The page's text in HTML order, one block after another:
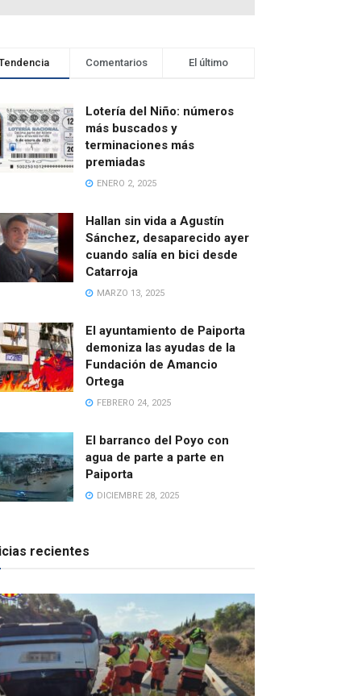
Comentarios El último
Lotería del Niño: números
más buscados y
terminaciones más
premiadas
ENERO 2, 2025
Hallan sin vida a Agustín
Sánchez, desaparecido ayer
cuando salía en bici desde
Catarroja
MARZO 13, 2025
El ayuntamiento de Paiporta
demoniza las ayudas de la
Fundación de Amancio
Ortega
FEBRERO 24, 2025
El barranco del Poyo con
agua de parte a parte en
Paiporta
DICIEMBRE 28, 2025
recientes